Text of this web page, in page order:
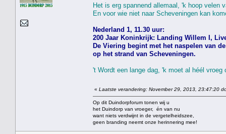
Het is erg spannend allemaal, 'k hoop
En voor wie niet naar Scheveningen kan
Nederland 1, 11.30 uur:
200 Jaar Koninkrijk: Landing Willem I,
De Viering begint met het naspelen van
op het strand van Scheveningen.
't Wordt een lange dag, 'k moet al héél
« Laatste verandering: November 29, 2013, 23:47:20
Op dit Duindorpforum tonen wij u
het Duindorp van vroeger, én van nu
want niets verdwijnt in de vergetelheidszee,
geen branding neemt onze herinnering mee!